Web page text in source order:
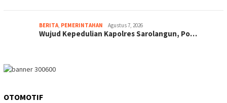
BERITA PEMERINTAHAN Agustus 7, 2026
Wujud Kepedulian Kapolres Sarolangun, Po…
OTOMOTIF